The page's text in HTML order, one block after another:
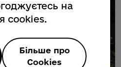
на
cookies.
Більше про
Cookies